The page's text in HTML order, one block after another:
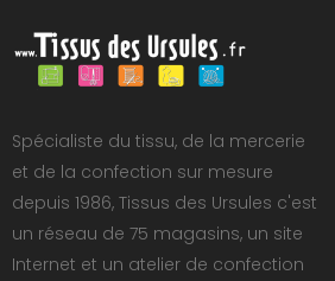
Spécialiste du tissu, de la mercerie
et de la confection sur mesure
depuis 1986, Tissus des Ursules c'est
un réseau de 75 magasins, un site
Internet et un atelier de confection